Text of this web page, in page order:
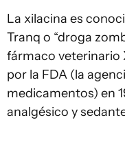
La xilacina es
Tranq o “droga
fármaco veterinario
por la FDA (la
medicamentos) en
analgésico y